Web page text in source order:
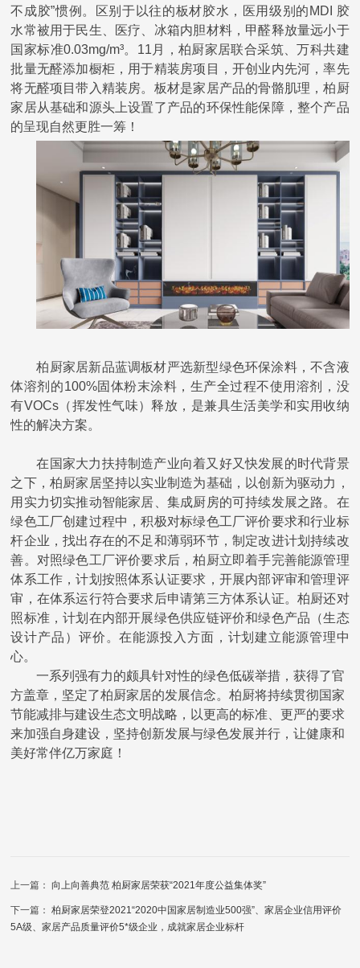
不成胶”惯例。区别于以往的板材胶水，医用级别的 MDI 胶
水常被用于民生、医疗、冰箱内胆材料，甲醛释放量远小于
国家标准0.03mg/m³。 11 月，柏厨家居联合采筑、万科共建
批量无醛添加橱柜，用于精装房项目，开创业内先河，率先
将无醛项目带入精装房。板材是家居产品的骨骼肌理，柏厨
家居从基础和源头上设置了产品的环保性能保障，整个产品
的呈现自然更胜一筹！
柏厨家居新品蓝调板材严选新型绿色环保涂料，不含液
体溶剂的100%固体粉末涂料，生产全过程不使用溶剂，没
有VOCs（挥发性气味）释放，是兼具生活美学和实用收纳
性的解决方案。
在国家大力扶持制造产业向着又好又快发展的时代背景
之下，柏厨家居坚持以实业制造为基础，以创新为驱动力，
用实力切实推动智能家居、集成厨房的可持续发展之路。 在
绿色工厂创建过程中，积极对标绿色工厂评价要求和行业标
杆企业，找出存在的不足和薄弱环节，制定改进计划持续改
善。对照绿色工厂评价要求后，柏厨立即着手完善能源管理
体系工作，计划按照体系认证要求，开展内部评审和管理评
审，在体系运行符合要求后申请第三方体系认证。柏厨还对
照标准，计划在内部开展绿色供应链评价和绿色产品（生态
设计产品）评价。在能源投入方面，计划建立能源管理中
心。
一系列强有力的颇具针对性的绿色低碳举措，获得了官
方盖章，坚定了柏厨家居的发展信念。柏厨将持续贯彻国家
节能减排与建设生态文明战略，以更高的标准、更严的要求
来加强自身建设， 坚持创新发展与绿色发展并行，让健康和
美好常伴亿万家庭！
上一篇：向上向善典范 柏厨家居荣获“2021年度公益集体奖”
下一篇：柏厨家居荣登2021“2020中国家居制造业500强”、家居企业信用评价
5A级、家居产品质量评价5*级企业，成就家居企业标杆